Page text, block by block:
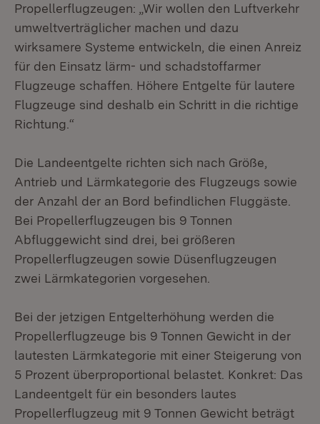
Propellerflugzeugen: „Wir wollen den Luftverkehr
umweltverträglicher machen und dazu
wirksamere Systeme entwickeln, die einen Anreiz
für den Einsatz lärm- und schadstoffarmer
Flugzeuge schaffen. Höhere Entgelte für lautere
Flugzeuge sind deshalb ein Schritt in die richtige
Richtung.“
Die Landeentgelte richten sich nach Größe,
Antrieb und Lärmkategorie des Flugzeugs sowie
der Anzahl der an Bord befindlichen Fluggäste.
Bei Propellerflugzeugen bis 9 Tonnen
Abfluggewicht sind drei, bei größeren
Propellerflugzeugen sowie Düsenflugzeugen
zwei Lärmkategorien vorgesehen.
Bei der jetzigen Entgelterhöhung werden die
Propellerflugzeuge bis 9 Tonnen Gewicht in der
lautesten Lärmkategorie mit einer Steigerung von
5 Prozent überproportional belastet. Konkret: Das
Landeentgelt für ein besonders lautes
Propellerflugzeug mit 9 Tonnen Gewicht beträgt